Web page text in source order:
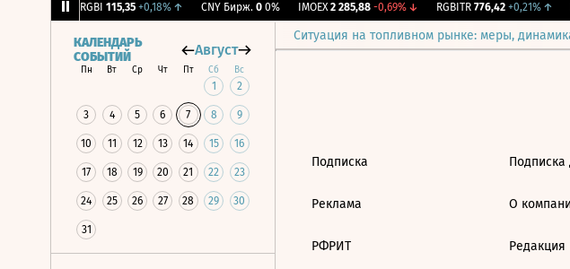
RGBI 115,35 +0,18%↑ CNY Бирж. 0 0% IMOEX 2 285,88 -0,69%↓ RGBITR 776,42 +0,21%↑
Ситуация на топливном рынке: меры,
КАЛЕНДАРЬ
СОБЫТИЙ
Август
Пн Вт Ср Чт Пт Сб Вс
1 2
3 4 5 6 7 8 9
10 11 12 13 14 15 16
17 18 19 20 21 22 23
24 25 26 27 28 29 30
31
Подписка
Реклама
РФРИТ
О
Редакция